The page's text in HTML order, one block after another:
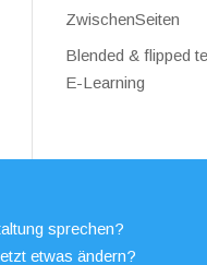
ZwischenSeiten
Blended & flipped
E-Learning
sprechen?
etwas ändern?